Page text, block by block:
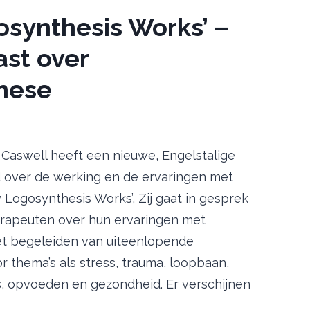
Works’ –
over
heeft een nieuwe, Engelstalige
de werking en de ervaringen met
Logosynthesis Works’, Zij gaat in gesprek
over hun ervaringen met
begeleiden van uiteenlopende
als stress, trauma, loopbaan,
opvoeden en gezondheid. Er verschijnen